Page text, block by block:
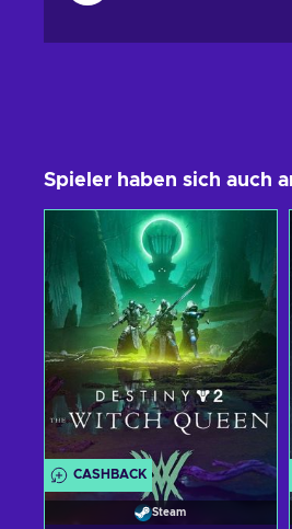
Spieler haben sich auch
CASHBACK
Steam